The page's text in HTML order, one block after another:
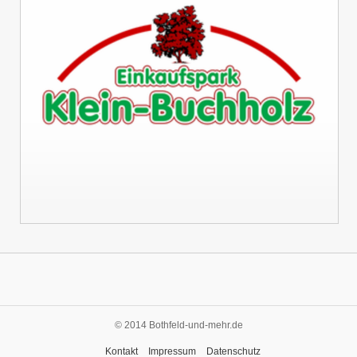
© 2014 Bothfeld-und-mehr.de
Kontakt Impressum Datenschutz